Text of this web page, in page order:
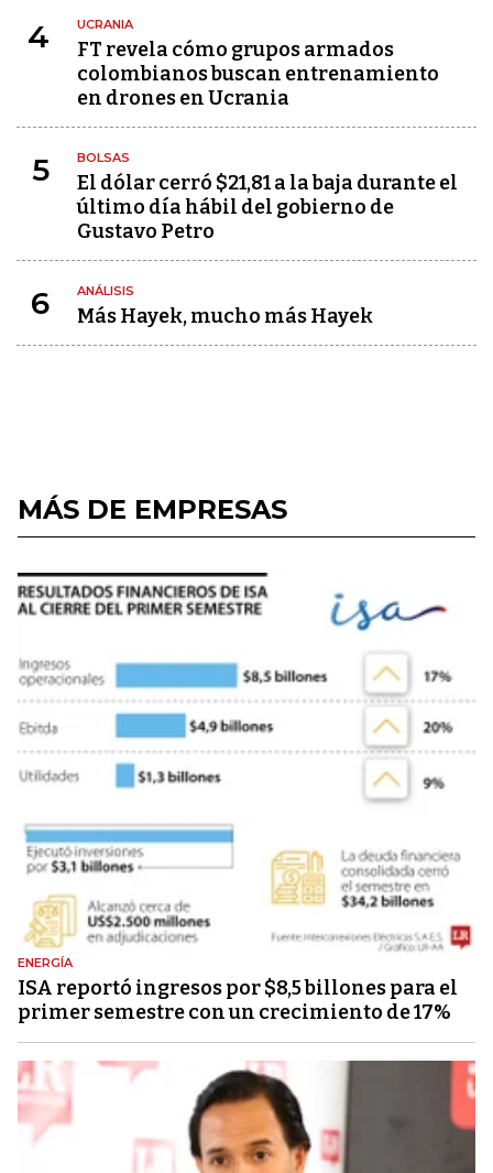
4 UCRANIA
FT revela cómo grupos armados
colombianos buscan entrenamiento
en drones en Ucrania
5 BOLSAS
El dólar cerró $21,81 a la baja durante el
último día hábil del gobierno de
Gustavo Petro
6 ANÁLISIS
Más Hayek, mucho más Hayek
MÁS DE EMPRESAS
ENERGÍA
ISA reportó ingresos por $8,5 billones para el
primer semestre con un crecimiento de 17%